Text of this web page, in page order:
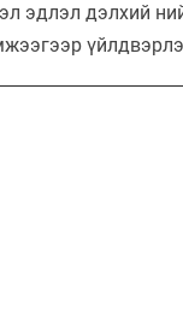
эдлэл дэлхий